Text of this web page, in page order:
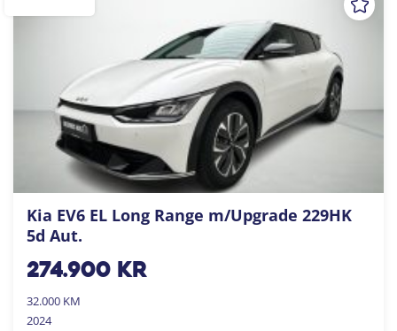
Kia EV6 EL Long Range m/Upgrade 229HK
5d Aut.
274.900kr
32.000 KM
2024